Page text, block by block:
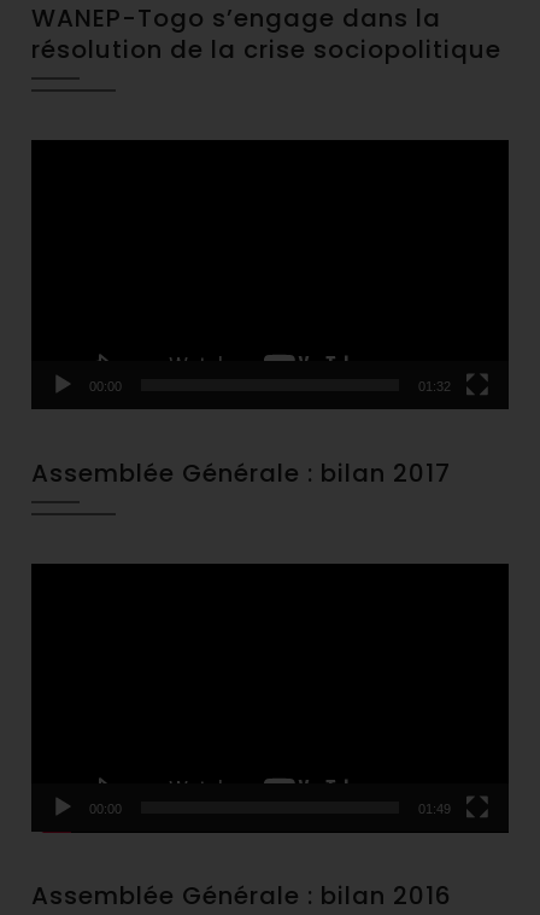
WANEP-Togo s’engage dans la
résolution de la crise sociopolitique
00:00 01:32
Assemblée Générale : bilan 2017
00:00 01:49
Assemblée Générale : bilan 2016